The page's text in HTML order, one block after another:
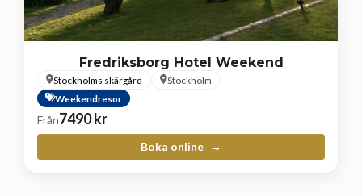
Fredriksborg Hotel Weekend
Stockholms skärgård
Stockholm
Weekendresor
Från7490kr
Boka online